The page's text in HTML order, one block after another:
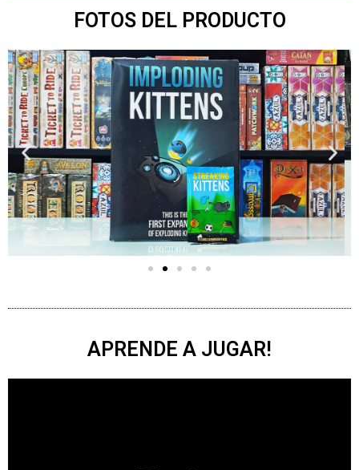
FOTOS DEL PRODUCTO
APRENDE A JUGAR!